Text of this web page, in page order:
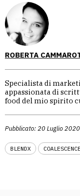
ROBERTA
Specialista di
appassionata di
food del mio spirito
Pubblicato: 20 Luglio 2020
BLENDX